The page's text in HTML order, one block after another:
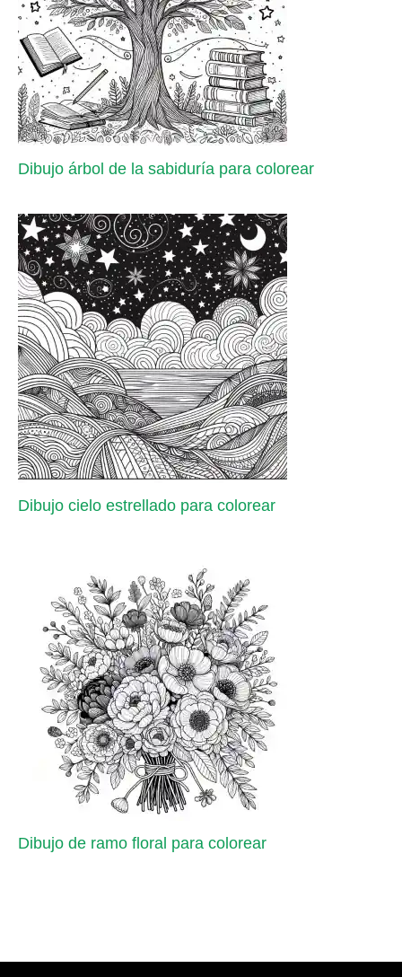
Dibujo árbol de la sabiduría para colorear
Dibujo cielo estrellado para colorear
Dibujo de ramo floral para colorear